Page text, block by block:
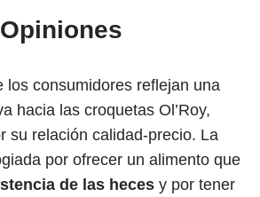
Opiniones
los consumidores reflejan una
hacia las croquetas Ol’Roy,
su relación calidad-precio. La
por ofrecer un alimento que
de las heces y por tener